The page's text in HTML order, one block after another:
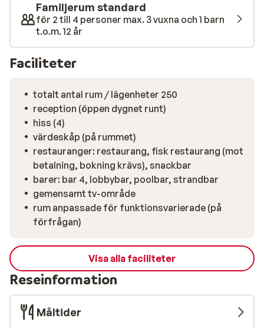
gästvänligheten på nära håll på detta hotell. Dizalya
Palm ligger ca 3 km ifrån Konakli, och ca 12 km till
Alanya.
Familjerum standard
för 2 till 4 personer max. 3 vuxna och 1 barn
t.o.m. 12 år
Faciliteter
totalt antal rum / lägenheter 250
reception (öppen dygnet runt)
hiss (4)
värdeskåp (på rummet)
restauranger: restaurang, fisk restaurang (mot
betalning, bokning krävs), snackbar
barer: bar 4, lobbybar, poolbar, strandbar
gemensamt tv-område
rum anpassade för funktionsvarierade (på
förfrågan)
Visa alla faciliteter
Reseinformation
Måltider